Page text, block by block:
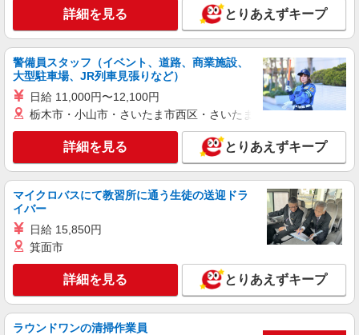
株式会社kotrio /●MT-H-1905920
松本市▼綺麗なサ高住で生活ケア▼清掃やフロ
アの巡回など
時給1500円〜2125円 ＜日払い有/週払い有/交
松本市内
キープ 詳細を見る
派遣社員
株式会社kotrio /●MT-H-2012239
松本市｜未経験でも大丈夫◎研修が手厚い有料
通費全支給(ガソリン代含む)＞
松本市内
キープ
詳細を見る とりあえずキープ
警備員スタッフ（イベント、道路、商業施設、
大型駐車場、JR列車見張りなど）
日給 11,000円〜12,100円
栃木市・小山市・さいたま市西区・さいたま市岩槻区・久喜市・
詳細を見る とりあえずキープ
マイクロバスにて教習所に通う生徒の送迎ドラ
イバー
日給 15,850円
箕面市
詳細を見る とりあえずキープ
ラウンドワンの清掃作業員